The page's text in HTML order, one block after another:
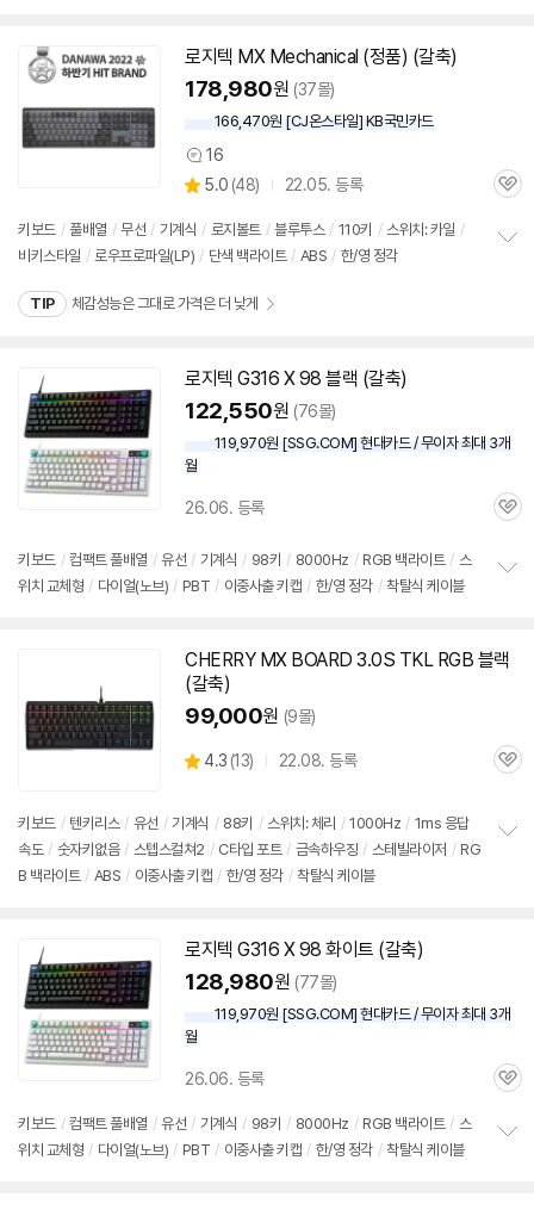
로지텍 MX Mechanical (정품) (갈축)
178,980원 (37몰)
166,470원 [CJ온스타일] KB국민카드
상
품
견
16
별
점
5.0 (상
리
뷰
48) 22.05. 등록
관
상
키보드 / 풀배열 / 무선 / 기계식 / 로지볼트 / 블루투스 / 110키 / 스위치: 카일 /
비키스타일 / 로우프로파일(LP) / 단색 백라이트 / ABS / 한/영 정각
TIP 체감성능은 그대로 가격은 더 낮게
로지텍 G316 X 98 블랙 (갈축)
122,550원 (76몰)
119,970원 [SSG.COM] 현대카드 / 무이자 최대 3개
월
26.06. 등록
관
키보드 / 컴팩트 풀배열 / 유선 / 기계식 / 98키 / 8000Hz / RGB 백라이트 / 스
위치 교체형 / 다이얼(노브) / PBT / 이중사출 키캡 / 한/영 정각 / 착탈식 케이블
치
CHERRY MX BOARD 3.0S TKL RGB 블랙
(갈축)
99,000원 (9몰)
별
4.3 (상
뷰
13) 22.08. 등록
관
키보드 / 텐키리스 / 유선 / 기계식 / 88키 / 스위치: 체리 / 1000Hz / 1ms 응답
속도 / 숫자키없음 / 스텝스컬쳐2 / C타입 포트 / 금속하우징 / 스테빌라이저 / RG
B 백라이트 / ABS / 이중사출 키캡 / 한/영 정각 / 착탈식 케이블
로지텍 G316 X 98 화이트 (갈축)
128,980원 (77몰)
119,970원 [SSG.COM] 현대카드 / 무이자 최대 3개
월
26.06. 등록
관
키보드 / 컴팩트 풀배열 / 유선 / 기계식 / 98키 / 8000Hz / RGB 백라이트 / 스
위치 교체형 / 다이얼(노브) / PBT / 이중사출 키캡 / 한/영 정각 / 착탈식 케이블